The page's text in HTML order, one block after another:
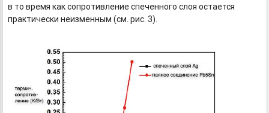
в то время как сопротивление спеченного слоя остается
практически неизменным (см. рис. 3).